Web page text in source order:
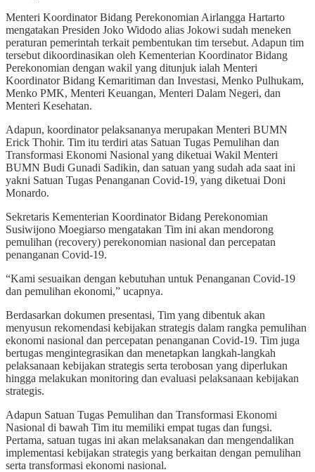
Menteri Koordinator Bidang Perekonomian Airlangga Hartarto
mengatakan Presiden Joko Widodo alias Jokowi sudah meneken
peraturan pemerintah terkait pembentukan tim tersebut. Adapun tim
tersebut dikoordinasikan oleh Kementerian Koordinator Bidang
Perekonomian dengan wakil yang ditunjuk ialah Menteri
Koordinator Bidang Kemaritiman dan Investasi, Menko Pulhukam,
Menko PMK, Menteri Keuangan, Menteri Dalam Negeri, dan
Menteri Kesehatan.
Adapun, koordinator pelaksananya merupakan Menteri BUMN
Erick Thohir. Tim itu terdiri atas Satuan Tugas Pemulihan dan
Transformasi Ekonomi Nasional yang diketuai Wakil Menteri
BUMN Budi Gunadi Sadikin, dan satuan yang sudah ada saat ini
yakni Satuan Tugas Penanganan Covid-19, yang diketuai Doni
Monardo.
Sekretaris Kementerian Koordinator Bidang Perekonomian
Susiwijono Moegiarso mengatakan Tim ini akan mendorong
pemulihan (recovery) perekonomian nasional dan percepatan
penanganan Covid-19.
“Kami sesuaikan dengan kebutuhan untuk Penanganan Covid-19
dan pemulihan ekonomi,” ucapnya.
Berdasarkan dokumen presentasi, Tim yang dibentuk akan
menyusun rekomendasi kebijakan strategis dalam rangka pemulihan
ekonomi nasional dan percepatan penanganan Covid-19. Tim juga
bertugas mengintegrasikan dan menetapkan langkah-langkah
pelaksanaan kebijakan strategis serta terobosan yang diperlukan
hingga melakukan monitoring dan evaluasi pelaksanaan kebijakan
strategis.
Adapun Satuan Tugas Pemulihan dan Transformasi Ekonomi
Nasional di bawah Tim itu memiliki empat tugas dan fungsi.
Pertama, satuan tugas ini akan melaksanakan dan mengendalikan
implementasi kebijakan strategis yang berkaitan dengan pemulihan
serta transformasi ekonomi nasional.